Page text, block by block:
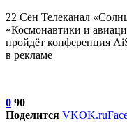
22 Сен Телеканал
«Космонавтики и
пройдёт конференция
в рекламе
0 90
Поделится VKOK.ru